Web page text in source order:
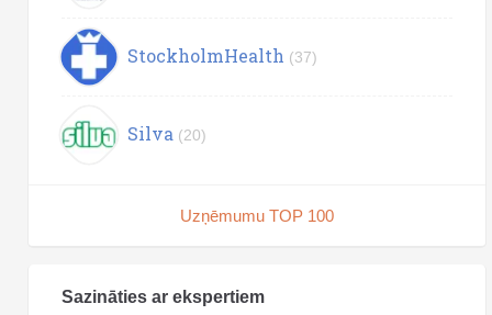
StockholmHealth (37)
Silva (20)
Uzņēmumu TOP 100
Sazināties ar ekspertiem